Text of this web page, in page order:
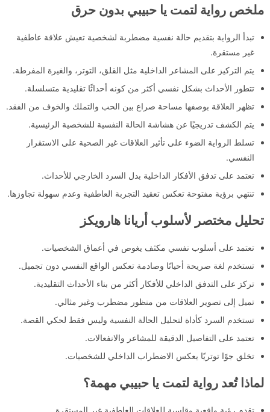
ملخص رواية لتمت يا حبيبي بدون حرق
تبدأ الرواية بتقديم حالة نفسية مضطربة لشخصية تعيش علاقة عاطفية
غير مستقرة.
يتم التركيز على المشاعر الداخلية مثل القلق، التوتر، والغيرة المفرطة.
تتطور الأحداث بشكل نفسي أكثر من كونه أحداثًا تقليدية متسلسلة.
تظهر العلاقة بوصفها مساحة صراع بين الحب والتملك والخوف من الفقد.
يتم الكشف تدريجيًا عن هشاشة الحالة النفسية للشخصية الرئيسية.
تسلط الرواية الضوء على تأثير العلاقات غير الصحية على الاستقرار
النفسي.
تعتمد على تدفق الأفكار الداخلية بدل السرد الخارجي للأحداث.
تنتهي برؤية مفتوحة تعكس تعقيد التجربة العاطفية وعدم سهولة تجاوزها.
تحليل مختصر لأسلوب أريانا هارويكز
تعتمد على أسلوب نفسي مكثف يغوص في أعماق الشخصيات.
تستخدم لغة صريحة أحيانًا وصادمة تعكس الواقع النفسي دون تجميل.
تركز على التدفق الداخلي للأفكار أكثر من بناء الأحداث التقليدية.
تميل إلى تصوير العلاقات من منظور مضطرب وغير مثالي.
تستخدم السرد كأداة لتحليل الحالة النفسية وليس فقط لحكي القصة.
تعتمد على التفاصيل الدقيقة للمشاعر والانفعالات.
تخلق جوًا توتريًا يعكس الاضطراب الداخلي للشخصيات.
لماذا تُعد رواية لتمت يا حبيبي مهمة؟
تقدم رؤية واقعية وقاسية للعلاقات العاطفية غير المستقرة.